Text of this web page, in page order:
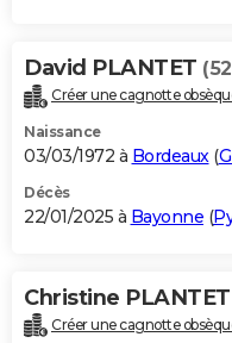
David PLANTET
Créer une cagnotte
Naissance
03/03/1972 à Bordeaux (
Décès
22/01/2025 à Bayonne (
Christine PLANTET
Créer une cagnotte